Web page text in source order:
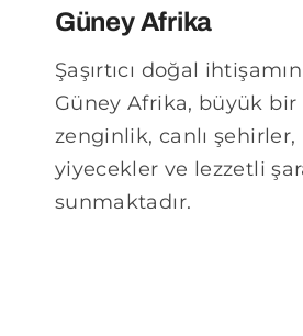
Güney Afrika
Şaşırtıcı doğal
Güney Afrika, büyük
zenginlik, canlı şehirler,
yiyecekler ve lezzetli
sunmaktadır.